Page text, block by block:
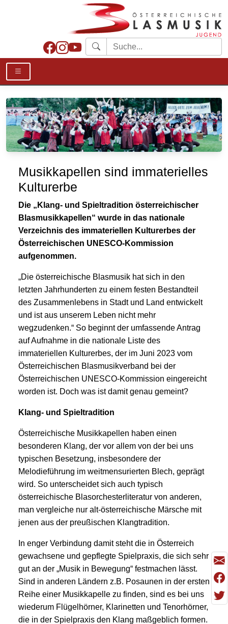
Musikkapellen sind immaterielles
Kulturerbe
Die „Klang- und Spieltradition österreichischer
Blasmusikkapellen“ wurde in das nationale
Verzeichnis des immateriellen Kulturerbes der
Österreichischen UNESCO-Kommission
aufgenommen.
„Die österreichische Blasmusik hat sich in den
letzten Jahrhunderten zu einem festen Bestandteil
des Zusammenlebens in Stadt und Land entwickelt
und ist aus unserem Leben nicht mehr
wegzudenken.“ So beginnt der umfassende Antrag
auf Aufnahme in die nationale Liste des
immateriellen Kulturerbes, der im Juni 2023 vom
Österreichischen Blasmusikverband bei der
Österreichischen UNESCO-Kommission eingereicht
worden ist. Doch was ist damit genau gemeint?
Klang- und Spieltradition
Österreichische Musikkapellen haben einen
besonderen Klang, der vor allem von der bei uns
typischen Besetzung, insbesondere der
Melodieführung im weitmensurierten Blech, geprägt
wird. So unterscheidet sich auch typisch
österreichische Blasorchesterliteratur von anderen,
man vergleiche nur alt-österreichische Märsche mit
jenen aus der preußischen Klangtradition.
In enger Verbindung damit steht die in Österreich
gewachsene und gepflegte Spielpraxis, die sich sehr
gut an der „Musik in Bewegung“ festmachen lässt.
Sind in anderen Ländern z.B. Posaunen in der ersten
Reihe einer Musikkapelle zu finden, sind es bei uns
wiederum Flügelhörner, Klarinetten und Tenorhörner,
die in der Spielpraxis den Klang maßgeblich formen.